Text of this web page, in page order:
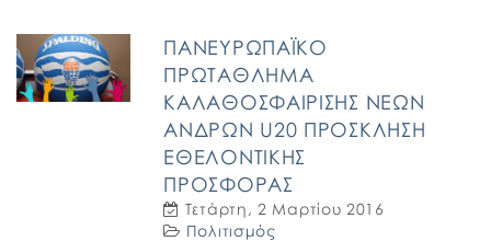
ΠΑΝΕΥΡΩΠΑΪΚΟ
ΠΡΩΤΑΘΛΗΜΑ
ΚΑΛΑΘΟΣΦΑΙΡΙΣΗΣ ΝΕΩΝ
ΑΝΔΡΩΝ U20 ΠΡΟΣΚΛΗΣΗ
ΕΘΕΛΟΝΤΙΚΗΣ
ΠΡΟΣΦΟΡΑΣ
Τετάρτη, 2 Μαρτίου 2016
Πολιτισμός